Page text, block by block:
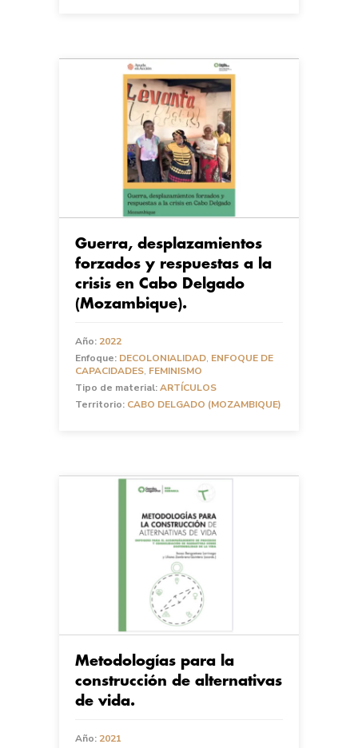
Guerra, desplazamientos
forzados y respuestas a la
crisis en Cabo Delgado
(Mozambique).
Año: 2022
Enfoque: DECOLONIALIDAD, ENFOQUE DE
CAPACIDADES, FEMINISMO
Tipo de material:ARTÍCULOS
Territorio: CABO DELGADO (MOZAMBIQUE)
Metodologías para la
construcción de alternativas
de vida.
Año: 2021